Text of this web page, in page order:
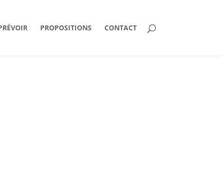
PROPOSITIONS CONTACT